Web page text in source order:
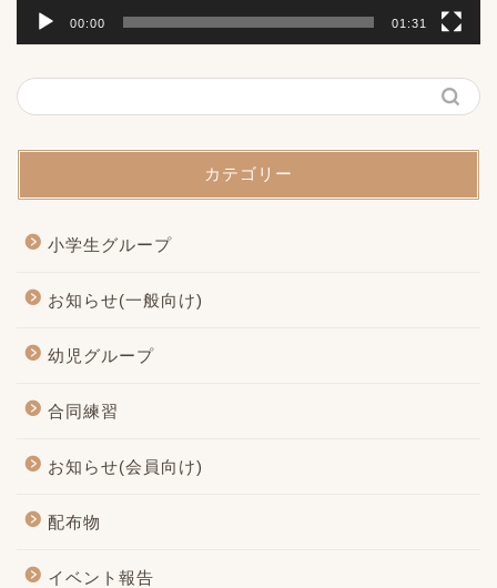
00:00 01:31
カテゴリー
小学生グループ
お知らせ(一般向け)
幼児グループ
合同練習
お知らせ(会員向け)
配布物
イベント報告